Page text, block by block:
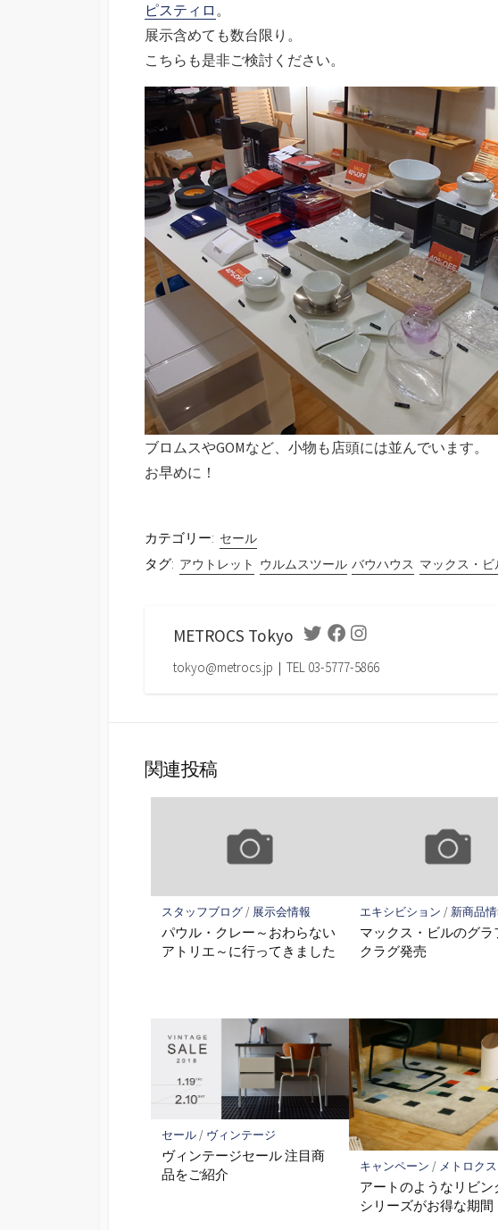
ピスティロ 。
展示含めても数台限り。
こちらも是非ご検討ください。
ブロムスやGOMなど、小物も店頭には並んでいます。
お早めに！
カテゴリー: セール
タグ: アウトレット ウルムスツール バウハウス マックス・ビ
METROCS Tokyo TwitterFacebookInstagram
tokyo@metrocs.jp｜TEL 03-5777-5866
関連投稿
スタッフブログ/ 展示会情報
パウル・クレー～おわらない
アトリエ～に行ってきました
エキシビション / 新商品
マックス・ビルのグラ
クラグ発売
セール/ ヴィンテージ
ヴィンテージセール 注目商
品をご紹介
キャンペーン / メトロクス
アートのようなリビン
シリーズがお得な期間